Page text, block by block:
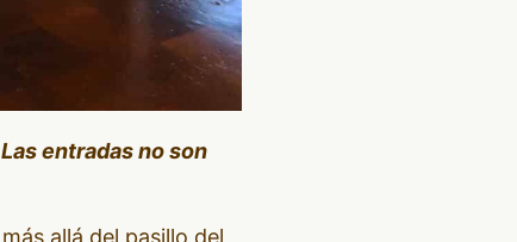
entradas no son
allá del pasillo del